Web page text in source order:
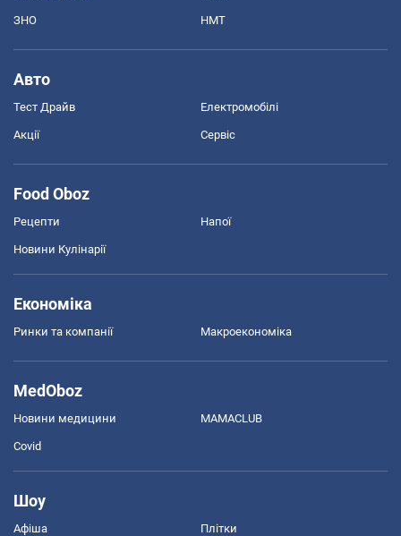
ЗНО НМТ
Авто
Тест Драйв Електромобілі
Акції Сервіс
Food Oboz
Рецепти Напої
Новини Кулінарії
Економіка
Ринки та компанії Макроекономіка
MedOboz
Новини медицини MAMACLUB
Covid
Шоу
Афіша Плітки